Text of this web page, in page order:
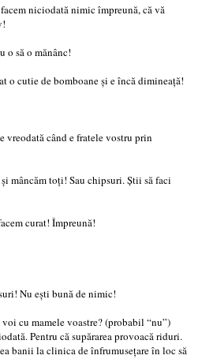
niciodată nimic împreună, că vă
o să o mănânc!
o cutie de bomboane și e încă dimineață!
vreodată când e fratele vostru prin
mâncăm toți! Sau chipsuri. Știi să faci
curat! Împreună!
Nu ești bună de nimic!
cu mamele voastre? (probabil “nu”)
Pentru că supărarea provoacă riduri.
banii la clinica de înfrumusețare în loc să